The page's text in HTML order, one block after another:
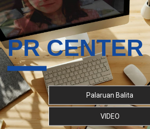
PR CENTER
Palaruan Balita
VIDEO